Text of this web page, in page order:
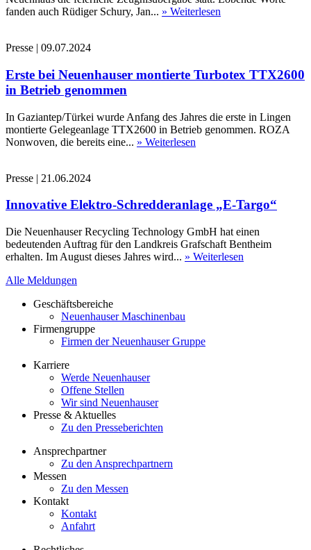
fanden auch Rüdiger Schury, Jan... » Weiterlesen
Presse | 09.07.2024
Erste bei Neuenhauser montierte Turbotex TTX2600
in Betrieb genommen
In Gaziantep/Türkei wurde Anfang des Jahres die erste in Lingen
montierte Gelegeanlage TTX2600 in Betrieb genommen. ROZA
Nonwoven, die bereits eine... » Weiterlesen
Presse | 21.06.2024
Innovative Elektro-Schredderanlage „E-Targo“
Die Neuenhauser Recycling Technology GmbH hat einen
bedeutenden Auftrag für den Landkreis Grafschaft Bentheim
erhalten. Im August dieses Jahres wird... » Weiterlesen
Alle Meldungen
Geschäftsbereiche
Neuenhauser Maschinenbau
Firmengruppe
Firmen der Neuenhauser Gruppe
Karriere
Werde Neuenhauser
Offene Stellen
Wir sind Neuenhauser
Presse & Aktuelles
Zu den Presseberichten
Ansprechpartner
Zu den Ansprechpartnern
Messen
Zu den Messen
Kontakt
Kontakt
Anfahrt